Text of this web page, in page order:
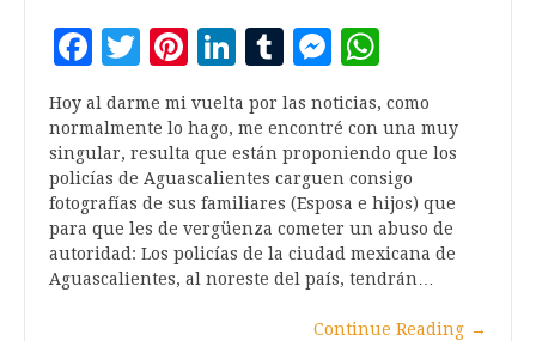
Facebook
Twitter
Pinterest
LinkedIn
Tumblr
Messenger
Hoy al darme mi vuelta por las noticias, como
normalmente lo hago, me encontré con una muy
singular, resulta que están proponiendo que los
policías de Aguascalientes carguen consigo
fotografías de sus familiares (Esposa e hijos) que
para que les de vergüenza cometer un abuso de
autoridad: Los policías de la ciudad mexicana de
Aguascalientes, al noreste del país, tendrán…
Continue Reading →